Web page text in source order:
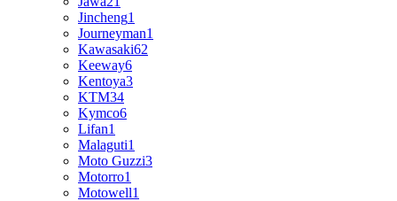
Jincheng1
Journeyman1
Kawasaki62
Keeway6
Kentoya3
KTM34
Kymco6
Lifan1
Malaguti1
Moto Guzzi3
Motorro1
Motowell1